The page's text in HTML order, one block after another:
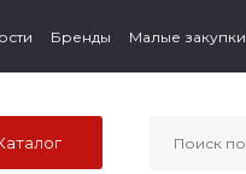
Бренды Малые закупки